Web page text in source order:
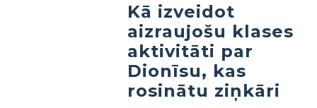
Kā izveidot
aizraujošu klases
aktivitāti par
Dionīsu, kas
rosinātu ziņkāri